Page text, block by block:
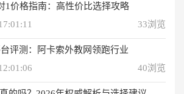
1价格指南：高性价比选择攻略
33浏览
评测：阿卡索外教网领跑行业
40浏览